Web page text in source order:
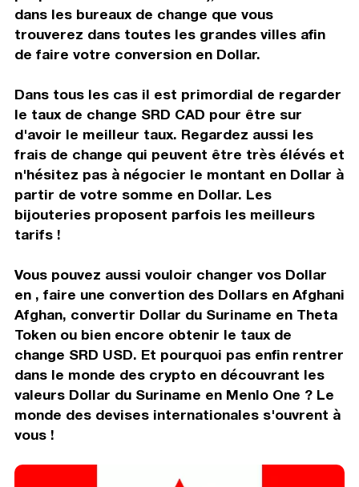
dans les bureaux de change que vous
trouverez dans toutes les grandes villes afin
de faire votre conversion en Dollar.
Dans tous les cas il est primordial de regarder
le taux de change SRD CAD pour être sur
d'avoir le meilleur taux. Regardez aussi les
frais de change qui peuvent être très élévés et
n'hésitez pas à négocier le montant en Dollar à
partir de votre somme en Dollar. Les
bijouteries proposent parfois les meilleurs
tarifs !
Vous pouvez aussi vouloir changer vos Dollar
en , faire une convertion des Dollars en Afghani
Afghan, convertir Dollar du Suriname en Theta
Token ou bien encore obtenir le taux de
change SRD USD. Et pourquoi pas enfin rentrer
dans le monde des crypto en découvrant les
valeurs Dollar du Suriname en Menlo One ? Le
monde des devises internationales s'ouvrent à
vous !